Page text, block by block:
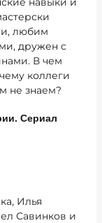
любим
дружен с
В чем
коллеги
не знаем?
Сериал
Илья
Савинков и